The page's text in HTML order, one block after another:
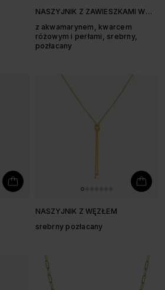
NASZYJNIK Z ZAWIESZKAMI W
MUSZELKI
z akwamarynem, kwarcem
różowym i perłami, srebrny,
pozłacany
NASZYJNIK Z WĘZŁEM
srebrny pozłacany